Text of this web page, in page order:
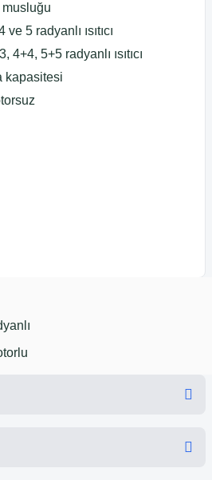
5 radyanlı ısıtıcı
5+5 radyanlı ısıtıcı
kapasitesi